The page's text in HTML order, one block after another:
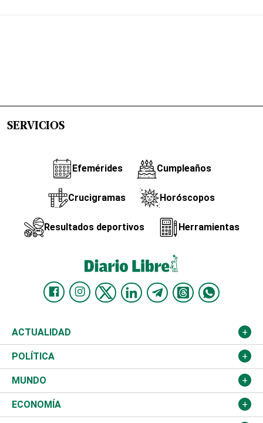
SERVICIOS
Efemérides Cumpleaños
Crucigramas Horóscopos
Resultados deportivos Herramientas
ACTUALIDAD
Nacional
Ciudad
Educación
POLÍTICA
Partidos
JCE
MUNDO
Estados Unidos
ECONOMÍA